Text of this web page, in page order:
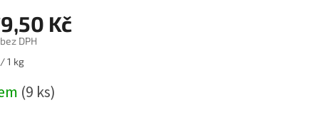
Kč
DPH
1 kg
(9 ks)